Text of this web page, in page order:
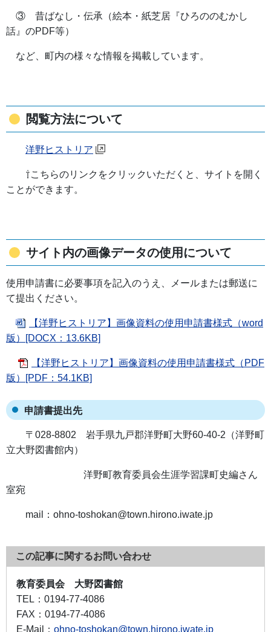
③ 昔ばなし・伝承（絵本・紙芝居『ひろののむかし
話』のPDF等）
など、町内の様々な情報を掲載しています。
閲覧方法について
洋野ヒストリア
⇧こちらのリンクをクリックいただくと、サイトを開く
ことができます。
サイト内の画像データの使用について
使用申請書に必要事項を記入のうえ、メールまたは郵送に
て提出ください。
【洋野ヒストリア】画像資料の使用申請書様式（word
版）[DOCX：13.6KB]
【洋野ヒストリア】画像資料の使用申請書様式（PDF
版）[PDF：54.1KB]
申請書提出先
〒028-8802 岩手県九戸郡洋野町大野60-40-2（洋野町
立大野図書館内）
洋野町教育委員会生涯学習課町史編さん
室宛
mail：ohno-toshokan@town.hirono.iwate.jp
この記事に関するお問い合わせ
教育委員会 大野図書館
TEL： 0194-77-4086
FAX： 0194-77-4086
E-Mail： ohno-toshokan@town.hirono.iwate.jp